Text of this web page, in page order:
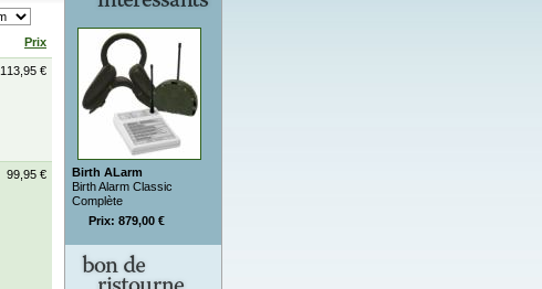
Prix
113,95 €
99,95 €
Birth ALarm
Birth Alarm Classic
Complète
Prix: 879,00 €